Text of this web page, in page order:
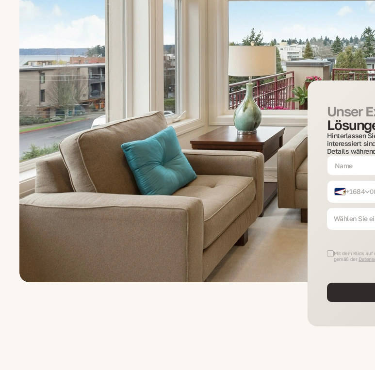
Unser
Hinterlassen
interessiert
Details
+1684
Wählen Sie
Mit dem Klick auf
gemäß der